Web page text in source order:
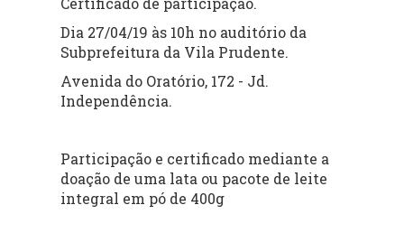
Dia 27/04/19 às 10h no auditório da
Subprefeitura da Vila Prudente.
Avenida do Oratório, 172 - Jd.
Independência.
Participação e certificado mediante a
doação de uma lata ou pacote de leite
integral em pó de 400g